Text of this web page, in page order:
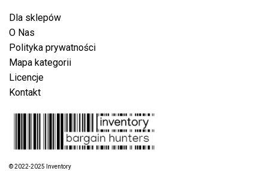
Dla sklepów
O Nas
Polityka prywatności
Mapa kategorii
Licencje
Kontakt
© 2022-2025 Inventory